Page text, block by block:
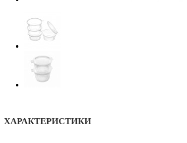
ХАРАКТЕРИСТИКИ